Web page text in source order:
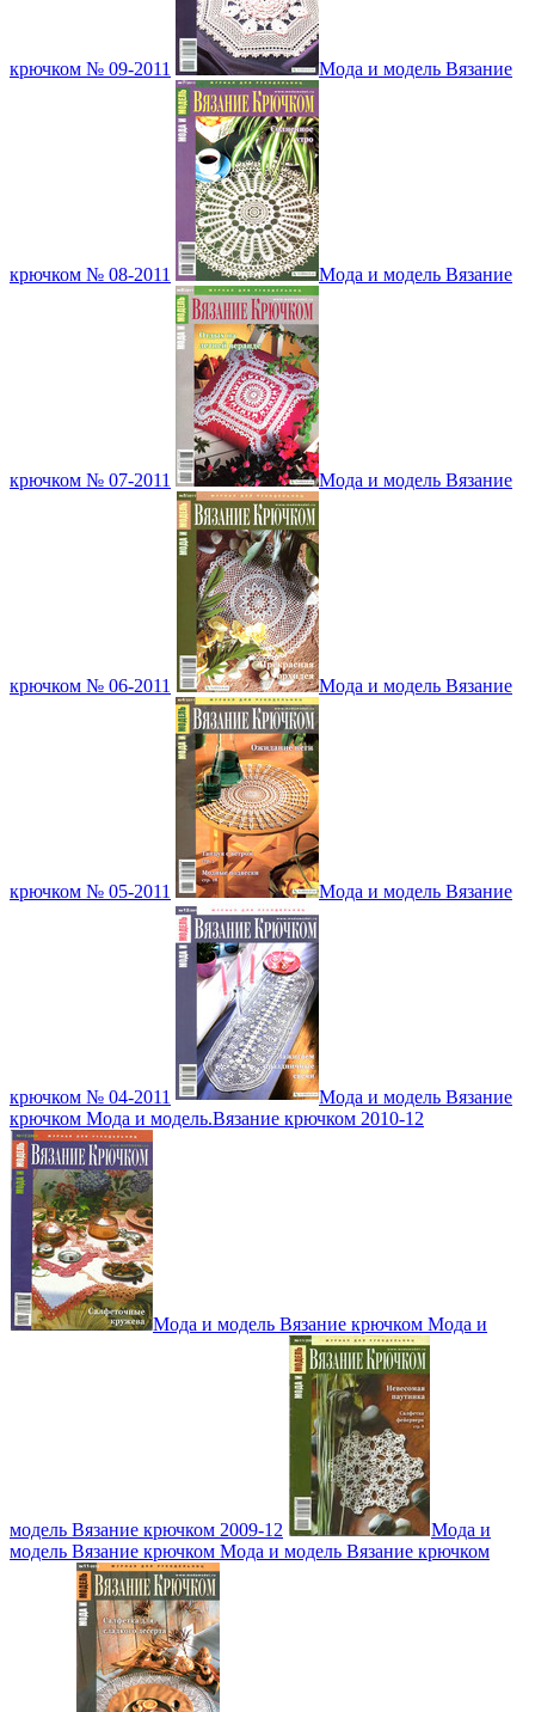
крючком № 09-2011 Мода и модель Вязание
крючком № 08-2011 Мода и модель Вязание
крючком № 07-2011 Мода и модель Вязание
крючком № 06-2011 Мода и модель Вязание
крючком № 05-2011 Мода и модель Вязание
крючком № 04-2011
Мода и модель Вязание
крючком Мода и модель.Вязание крючком 2010-12
Мода и модель Вязание крючком Мода и
модель Вязание крючком 2009-12
Мода и
модель Вязание крючком Мода и модель Вязание крючком